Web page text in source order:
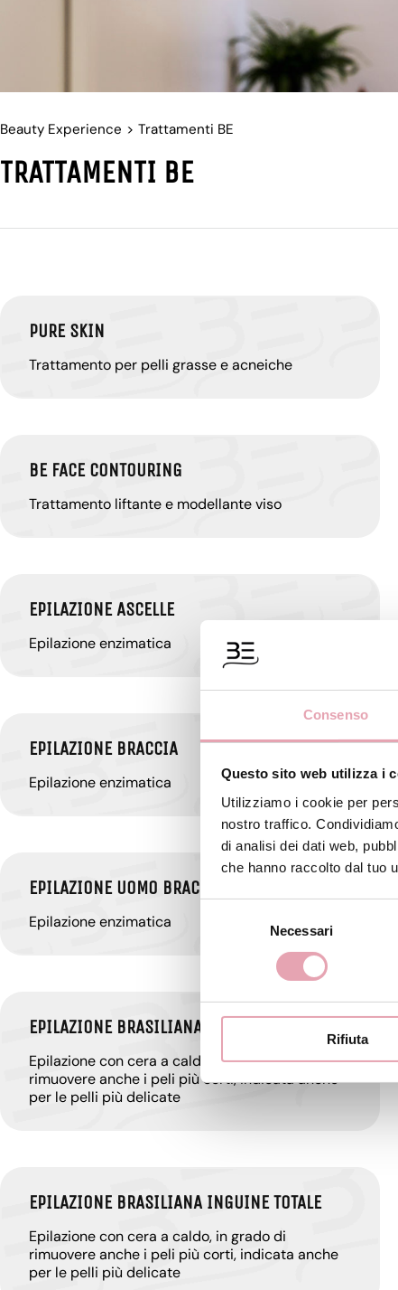
Consenso
Questo sito web utilizza i
Utilizziamo i cookie per
nostro traffico.
di analisi dei dati web,
che hanno raccolto dal tuo
Necessari
Rifiuta
Beauty Experience > Trattamenti BE
TRATTAMENTI BE
PURE SKIN
Trattamento per pelli grasse e acneiche
BE FACE CONTOURING
Trattamento liftante e modellante viso
EPILAZIONE ASCELLE
Epilazione enzimatica
EPILAZIONE BRACCIA
Epilazione enzimatica
EPILAZIONE UOMO BRACCIA
Epilazione enzimatica
EPILAZIONE BRASILIANA BAFFETTO
Epilazione con cera a caldo, in grado di
rimuovere anche i peli più corti, indicata anche
per le pelli più delicate
EPILAZIONE BRASILIANA INGUINE TOTALE
Epilazione con cera a caldo, in grado di
rimuovere anche i peli più corti, indicata anche
per le pelli più delicate